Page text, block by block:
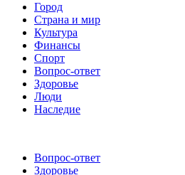
Город
Страна и мир
Культура
Финансы
Спорт
Вопрос-ответ
Здоровье
Люди
Наследие
Вопрос-ответ
Здоровье